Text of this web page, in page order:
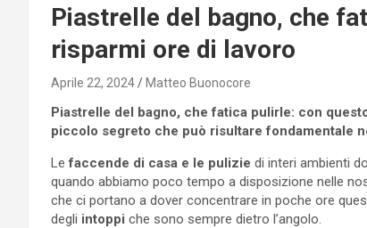
Piastrelle del bagno, che
risparmi ore di lavoro
Aprile 22, 2024 Matteo Buonocore
Piastrelle del bagno, che fatica pulirle: con
piccolo segreto che può risultare fondamentale
Lefaccende di casa e le pulizie di interi ambienti
quando abbiamo poco tempo a disposizione nelle
che ci portano a dover concentrare in poche ore
degli intoppi che sono sempre dietro l’angolo.